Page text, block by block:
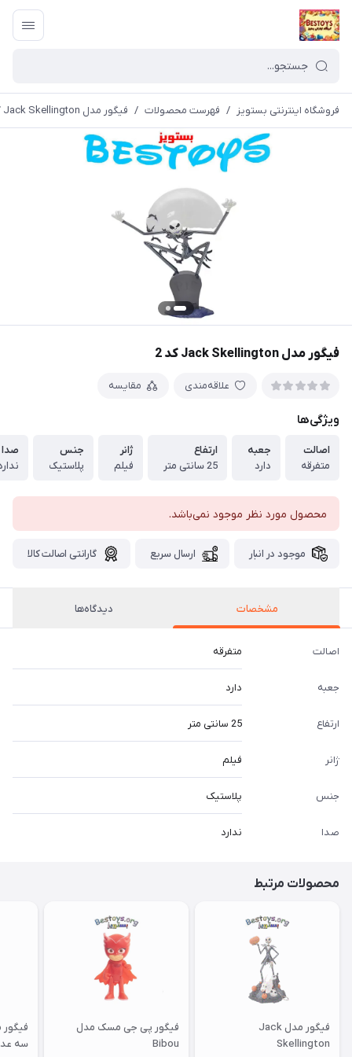
فروشگاه اینترنتی بستویز / فهرست محصولات / فیگور مدل Jack Skellington کد 2
فیگور مدل Jack Skellington کد 2
علاقه‌مندی مقایسه
ویژگی‌ها
اصالت
متفرقه
جعبه
دارد
ارتفاع
25 سانتی متر
ژانر
فیلم
جنس
پلاستیک
صدا
محصول مورد نظر موجود نمی‌باشد.
موجود در انبار ارسال سریع گارانتی اصالت کالا
مشخصات دیدگاه‌ها
اصالت متفرقه
جعبه دارد
ارتفاع 25 سانتی متر
ژانر فیلم
جنس پلاستیک
صدا ندارد
محصولات مرتبط
فیگور مدل Jack
Skellington
فیگور پی جی مسک مدل
Bibou
سه